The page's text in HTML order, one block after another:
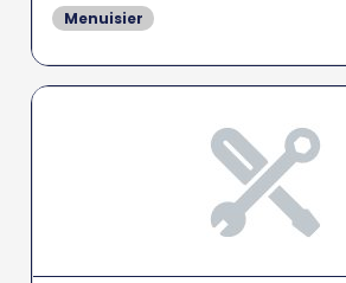
Menuisier